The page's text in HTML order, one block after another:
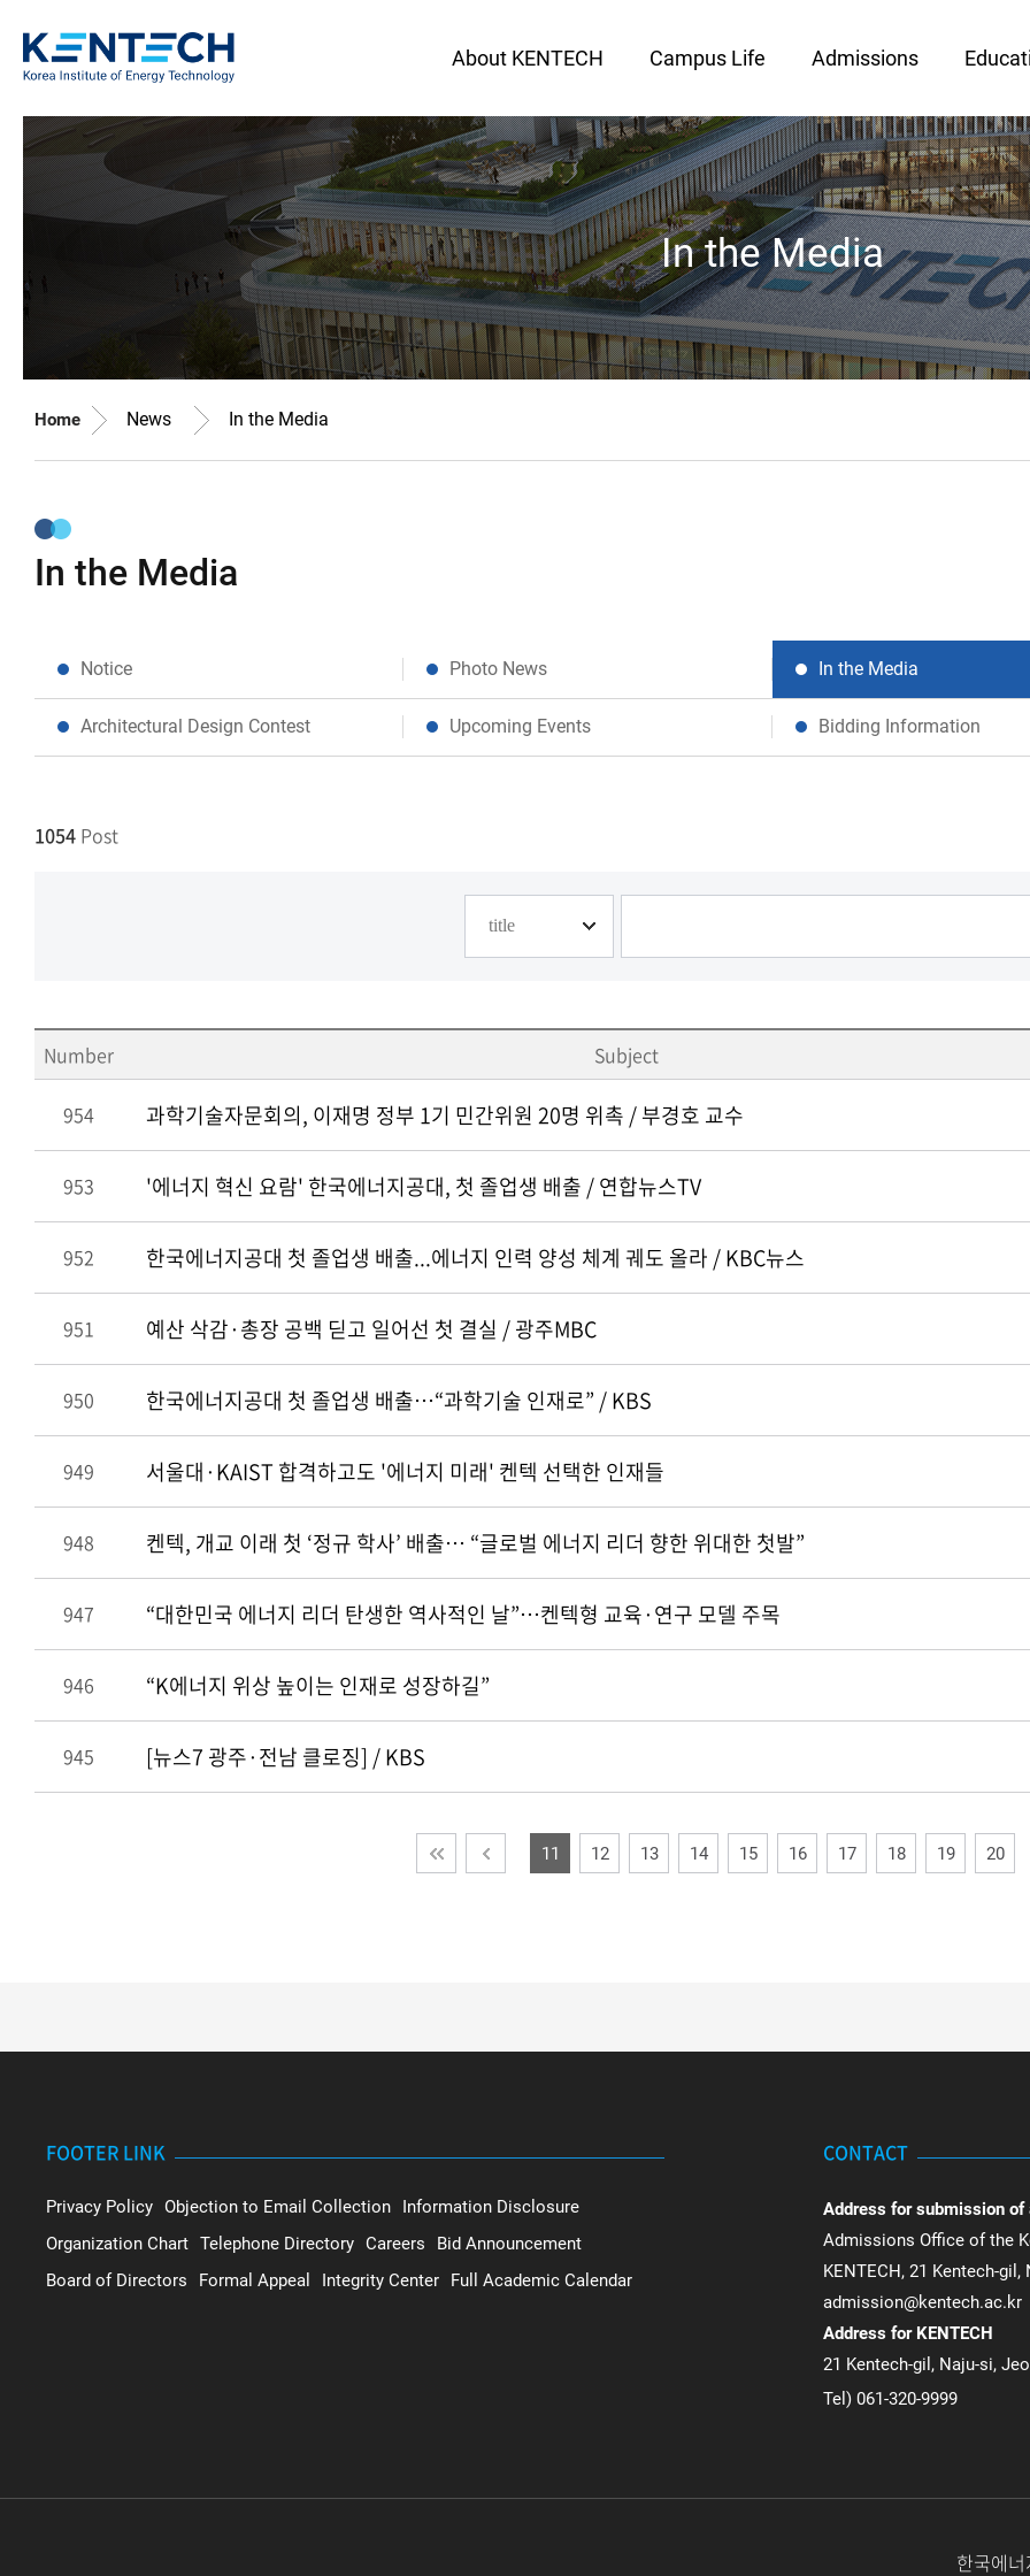
About KENTECH Campus Life Admissions
In the Media
Home News In the Media
In the Media
Notice Photo News In the Media
Architectural Design Contest Upcoming Events Bidding Information
1054 Post
Number Subject
954 과학기술자문회의, 이재명 정부 1기 민간위원 20명 위촉 / 부경호 교수
953 '에너지 혁신 요람' 한국에너지공대, 첫 졸업생 배출 / 연합뉴스TV
952 한국에너지공대 첫 졸업생 배출...에너지 인력 양성 체계 궤도 올라 / KBC뉴스
951 예산 삭감·총장 공백 딛고 일어선 첫 결실 / 광주MBC
950 한국에너지공대 첫 졸업생 배출…“과학기술 인재로” / KBS
949 서울대·KAIST 합격하고도 '에너지 미래' 켄텍 선택한 인재들
948 켄텍, 개교 이래 첫 ‘정규 학사’ 배출… “글로벌 에너지 리더 향한 위대한 첫발”
947 “대한민국 에너지 리더 탄생한 역사적인 날”…켄텍형 교육·연구 모델 주목
946 “K에너지 위상 높이는 인재로 성장하길”
945 [뉴스7 광주·전남 클로징] / KBS
11 12 13 14 15 16 17 18 19 20
FOOTER LINK
Privacy Policy Objection to Email Collection
Information Disclosure
Organization Chart Telephone Directory Careers
Bid Announcement
Board of Directors
Formal Appeal Integrity Center Full Academic Calendar
CONTACT
Address for submission
Admissions Office of the
KENTECH, 21 Kentech-
admission@kentech.ac.kr
Address for KENTECH
21 Kentech-gil, Naju-si,
Tel) 061-320-9999
한국에너